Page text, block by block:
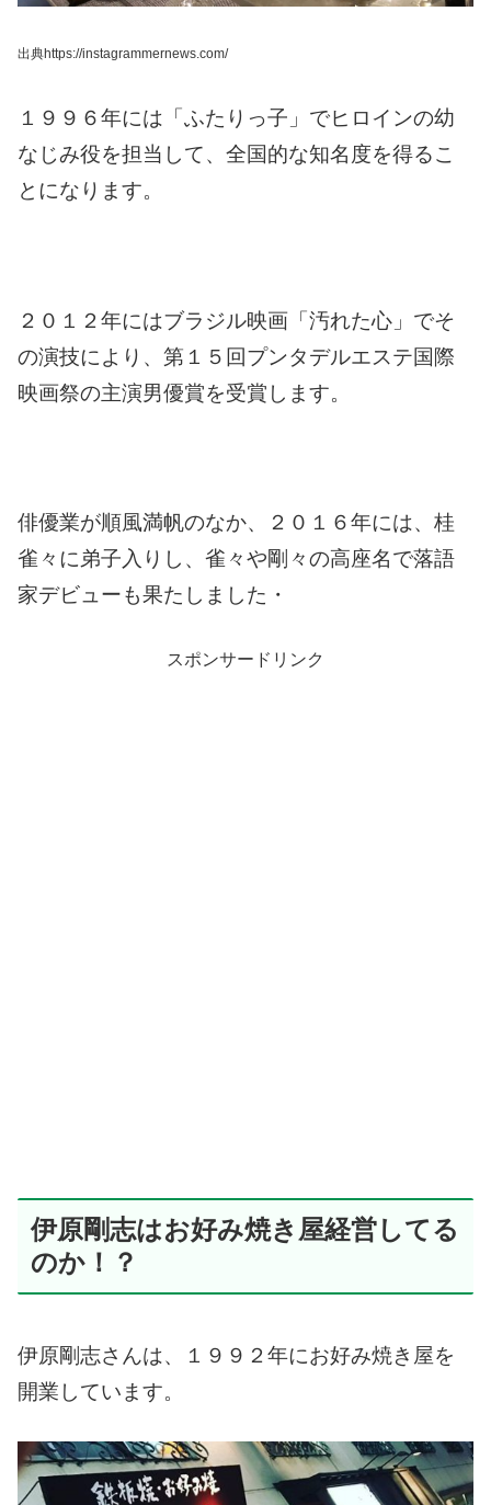
出典https://instagrammernews.com/
１９９６年には「ふたりっ子」でヒロインの幼
なじみ役を担当して、全国的な知名度を得るこ
とになります。
２０１２年にはブラジル映画「汚れた心」でそ
の演技により、第１５回プンタデルエステ国際
映画祭の主演男優賞を受賞します。
俳優業が順風満帆のなか、２０１６年には、桂
雀々に弟子入りし、雀々や剛々の高座名で落語
家デビューも果たしました・
スポンサードリンク
伊原剛志はお好み焼き屋経営してる
のか！？
伊原剛志さんは、１９９２年にお好み焼き屋を
開業しています。